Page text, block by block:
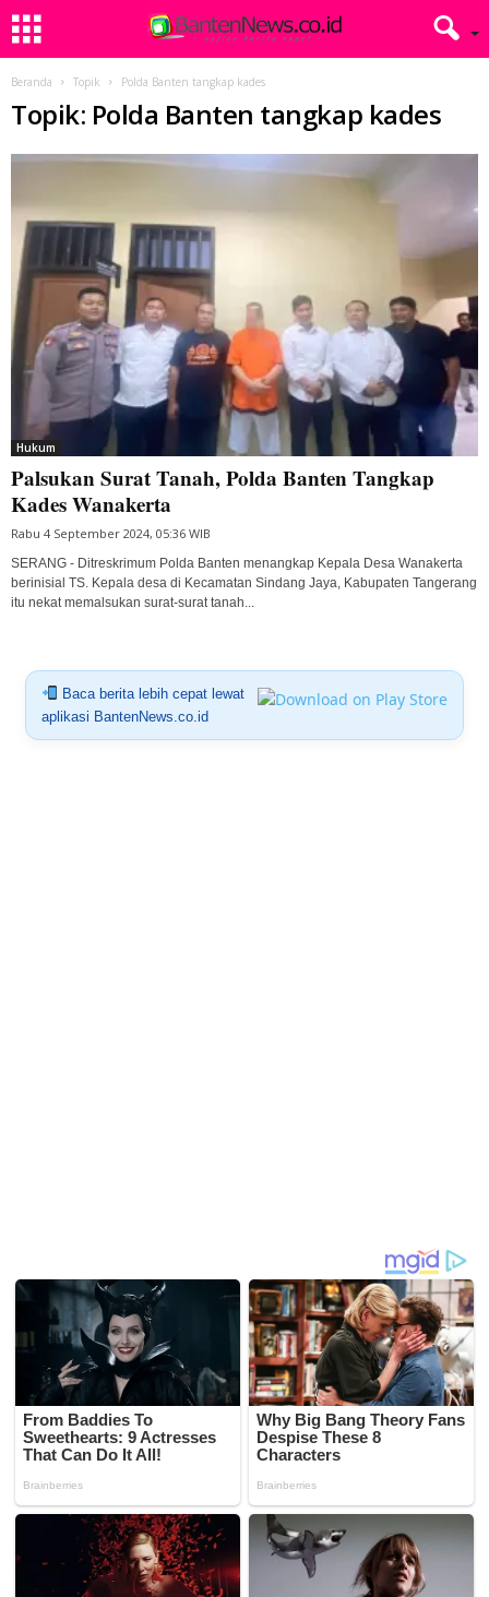
Beranda Topik Polda Banten tangkap kades
Topik: Polda Banten tangkap kades
Hukum
Palsukan Surat Tanah, Polda Banten Tangkap
Kades Wanakerta
Rabu 4 September 2024, 05:36 WIB
SERANG - Ditreskrimum Polda Banten menangkap Kepala Desa Wanakerta
berinisial TS. Kepala desa di Kecamatan Sindang Jaya, Kabupaten Tangerang
itu nekat memalsukan surat-surat tanah...
Baca berita lebih cepat lewat
aplikasi BantenNews.co.id